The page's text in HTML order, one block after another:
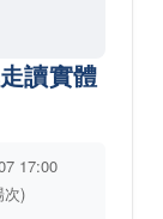
讀實體
17:00
次)